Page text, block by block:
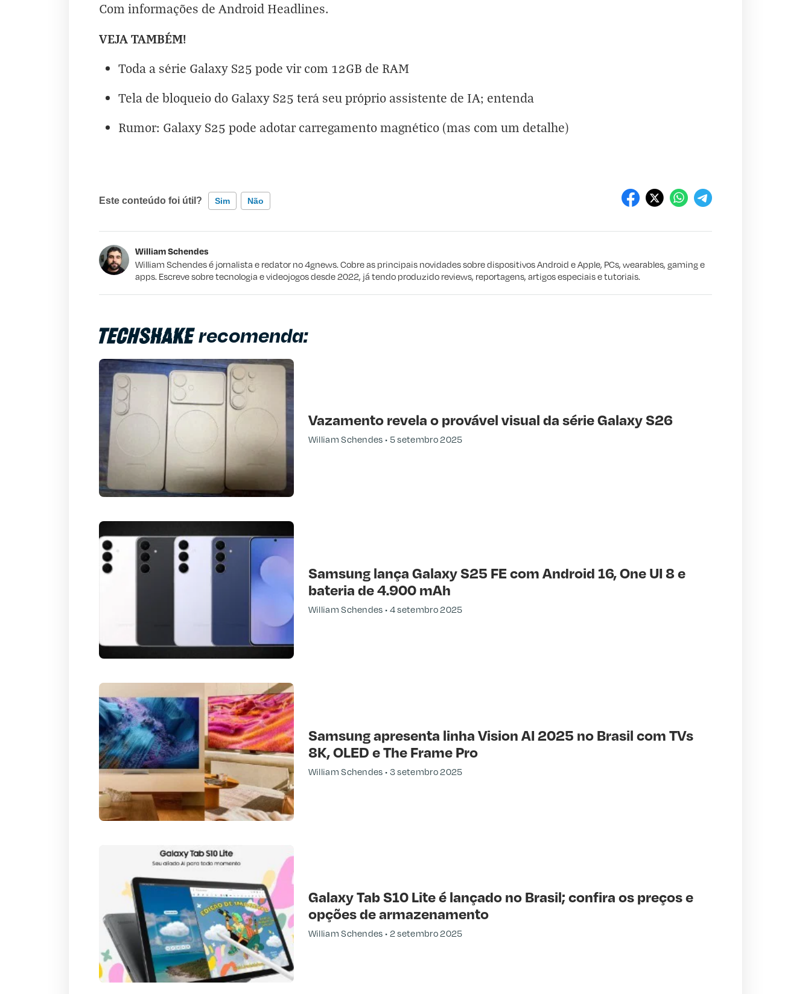
Com informações de Android Headlines.
VEJA TAMBÉM!
Toda a série Galaxy S25 pode vir com 12GB de RAM
Tela de bloqueio do Galaxy S25 terá seu próprio assistente de IA; entenda
Rumor: Galaxy S25 pode adotar carregamento magnético (mas com um detalhe)
Este conteúdo foi útil? Sim Não
Este conteúdo não tem a informação que procuro
William Schendes
William Schendes é jornalista e redator no 4gnews. Cobre as principais novidades sobre dispositivos Android e Apple, PCs, wearables, gaming e
apps. Escreve sobre tecnologia e videojogos desde 2022, já tendo produzido reviews, reportagens, artigos especiais e tutoriais.
recomenda:
Vazamento revela o provável visual da série Galaxy S26
William Schendes 5 setembro 2025
Samsung lança Galaxy S25 FE com Android 16, One UI 8 e
bateria de 4.900 mAh
William Schendes 4 setembro 2025
Samsung apresenta linha Vision AI 2025 no Brasil com TVs
8K, OLED e The Frame Pro
William Schendes 3 setembro 2025
Galaxy Tab S10 Lite é lançado no Brasil; confira os preços e
opções de armazenamento
William Schendes 2 setembro 2025